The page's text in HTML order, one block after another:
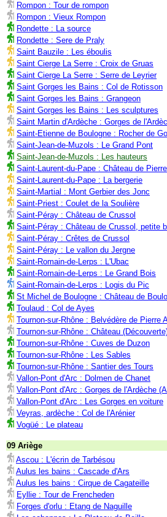
Rompon : Tour de rompon
Rompon : Vieux Rompon
Rondette : La source
Rondette : Sere de Praly
Saint Bauzile : Les éboulis
Saint Cierge La Serre : Croix de Gruas
Saint Cierge La Serre : Serre de Leyrier
Saint Gorges les Bains : Col de Rotisson
Saint Gorges les Bains : Grangeon
Saint Gorges les Bains : Les sculptures
Saint Martin d'Ardèche : Gorges de
Saint-Etienne de Boulogne : Rocher de
Saint-Jean-de-Muzols : Le Grand Pont
Saint-Jean-de-Muzols : Les hauteurs
Saint-Laurent-du-Pape : Château de
Saint-Laurent-du-Pape : La bergerie
Saint-Martial : Mont Gerbier des Jonc
Saint-Priest : Coulet de la Soulière
Saint-Péray : Château de Crussol
Saint-Péray : Château de Crussol, petite
Saint-Péray : Crêtes de Crussol
Saint-Péray : Le vallon du Jergne
Saint-Romain-de-Lerps : L'Ubac
Saint-Romain-de-Lerps : Le Grand Bois
Saint-Romain-de-Lerps : Logis du Pic
St Michel de Boulogne : Château de
Toulaud : Col de Ayes
Tournon-sur-Rhône : Belvédère de Pierre
Tournon-sur-Rhône : Château
Tournon-sur-Rhône : Cuves de Duzon
Tournon-sur-Rhône : Les Sables
Tournon-sur-Rhône : Santier des Tours
Vallon-Pont d'Arc : Dolmen de Chanet
Vallon-Pont d'Arc : Gorges de l'Ardèche
Vallon-Pont d'Arc : Les Gorges en voiture
Veyras, ardèche : Col de l'Arénier
Vogüé : Le plateau
09 Ariège
Ascou : L'écrin de Tarbésou
Aulus les bains : Cascade d'Ars
Aulus les bains : Cirque de Cagateille
Eyllie : Tour de Frencheden
Forges d'orlu : Etang de Naguille